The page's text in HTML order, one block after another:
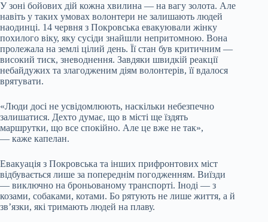
У зоні бойових дій кожна хвилина — на вагу золота. Але
навіть у таких умовах волонтери не залишають людей
наодинці. 14 червня з Покровська евакуювали жінку
похилого віку, яку сусіди знайшли непритомною. Вона
пролежала на землі цілий день. Її стан був критичним —
високий тиск, зневоднення. Завдяки швидкій реакції
небайдужих та злагодженим діям волонтерів, її вдалося
врятувати.
«Люди досі не усвідомлюють, наскільки небезпечно
залишатися. Дехто думає, що в місті ще їздять
маршрутки, що все спокійно. Але це вже не так»,
— каже капелан.
Евакуація з Покровська та інших прифронтових міст
відбувається лише за попереднім погодженням. Виїзди
— виключно на броньованому транспорті. Іноді — з
козами, собаками, котами. Бо рятують не лише життя, а й
зв’язки, які тримають людей на плаву.